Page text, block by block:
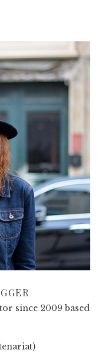
since 2009 based